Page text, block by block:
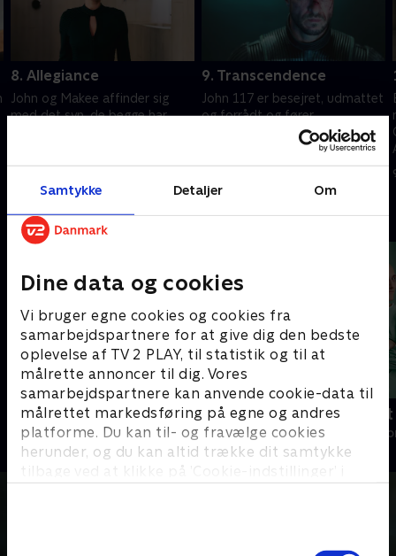
Samtykke Detaljer Om
Dine data og cookies
Vi bruger egne cookies og cookies fra
samarbejdspartnere for at give dig den bedste
oplevelse af TV 2 PLAY, til statistik og til at
målrette annoncer til dig. Vores
samarbejdspartnere kan anvende cookie-data til
målrettet markedsføring på egne og andres
platforme. Du kan til- og fravælge cookies
herunder, og du kan altid trække dit samtykke
tilbage ved at klikke på ’Cookie-indstillinger’ i
8. Allegiance
John og Makee affinder sig
med det syn, de begge har
- og sig selv.
9. Transcendence
John 117 er besejret, udmattet
og forrådt og fører
spartanerne ud på en
selvmordsmission for at finde
Glorien og redde
Andre så også
Happy fucking Pride
Drama • 1 sæsoner
Fake Patient
Drama • 1